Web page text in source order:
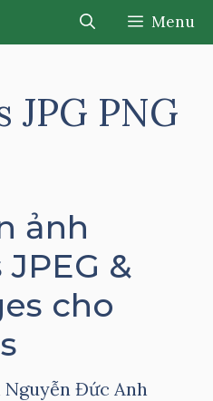
Menu
JPG PNG
ảnh
&
cho
Nguyễn Đức Anh